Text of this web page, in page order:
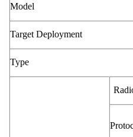
Model
Target Deployment
Type